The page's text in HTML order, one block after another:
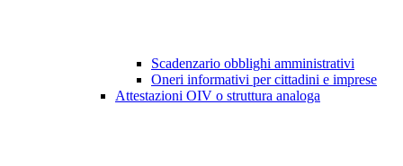
Scadenzario obblighi amministrativi
Oneri informativi per cittadini e imprese
Attestazioni OIV o struttura analoga